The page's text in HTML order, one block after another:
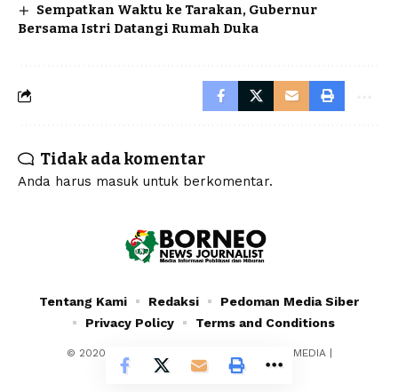
Sempatkan Waktu ke Tarakan, Gubernur
Bersama Istri Datangi Rumah Duka
Tidak ada komentar
Anda harus masuk untuk berkomentar.
© 2020 - 2024 - PT. YAFRAN BORNEO MULTIMEDIA |
Borneonewsjournalist.co.id
Tentang Kami Redaksi
Pedoman Media Siber
Privacy Policy
Terms and Conditions